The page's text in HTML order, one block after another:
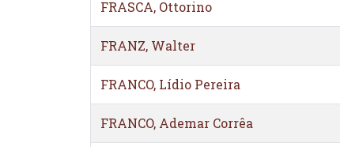
FRASCA, Ottorino
FRANZ, Walter
FRANCO, Lídio Pereira
FRANCO, Ademar Corrêa